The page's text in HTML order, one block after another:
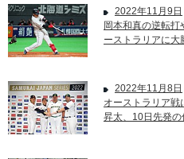
2022年11月9日
岡本和真の逆転
ーストラリアに大
2022年11月8日
オーストラリア戦
昇太、10日先発